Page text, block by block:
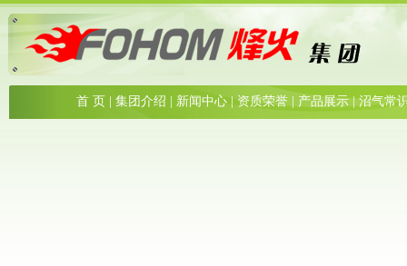
首 页 集团介绍 新闻中心| 资质荣誉| 产品展示|沼气常